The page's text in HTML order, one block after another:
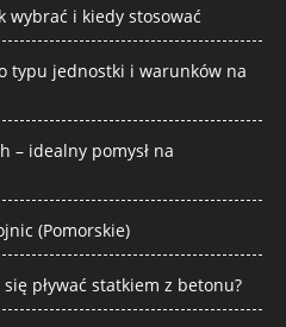
wybrać i kiedy stosować
typu jednostki i warunków na
– idealny pomysł na
(Pomorskie)
pływać statkiem z betonu?